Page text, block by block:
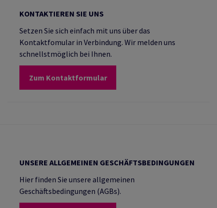
KONTAKTIEREN SIE UNS
Setzen Sie sich einfach mit uns über das
Kontaktfomular in Verbindung. Wir melden uns
schnellstmöglich bei Ihnen.
Zum Kontaktformular
UNSERE ALLGEMEINEN GESCHÄFTSBEDINGUNGEN
Hier finden Sie unsere allgemeinen
Geschäftsbedingungen (AGBs).